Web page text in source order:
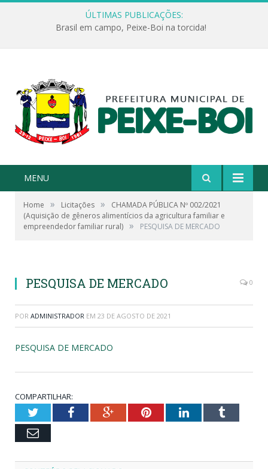
ÚLTIMAS PUBLICAÇÕES:
Brasil em campo, Peixe-Boi na torcida!
MENU
Home » Licitações »
CHAMADA PÚBLICA Nº 002/2021
(Aquisição de gêneros alimentícios da agricultura familiar e
empreendedor familiar rural) » PESQUISA DE MERCADO
PESQUISA DE MERCADO 0
POR ADMINISTRADOR EM 23 DE AGOSTO DE 2021
PESQUISA DE MERCADO
COMPARTILHAR:
TwitterFacebookGoogle+PinterestLinkedInTumblr
Email